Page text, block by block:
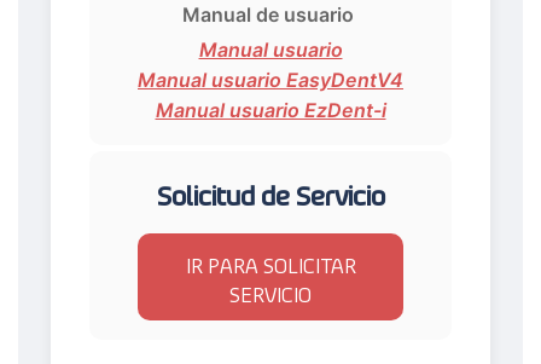
Manual de usuario
Manual usuario
Manual usuario EasyDentV4
Manual usuario EzDent-i
Solicitud de Servicio
IR PARA SOLICITAR
SERVICIO